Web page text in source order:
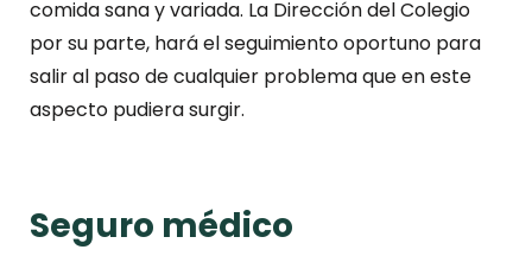
comida sana y variada. La Dirección del Colegio
por su parte, hará el seguimiento oportuno para
salir al paso de cualquier problema que en este
aspecto pudiera surgir.
Seguro médico